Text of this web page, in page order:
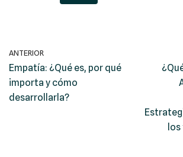
ANTERIOR
Empatía: ¿Qué es, por qué
importa y cómo
desarrollarla?